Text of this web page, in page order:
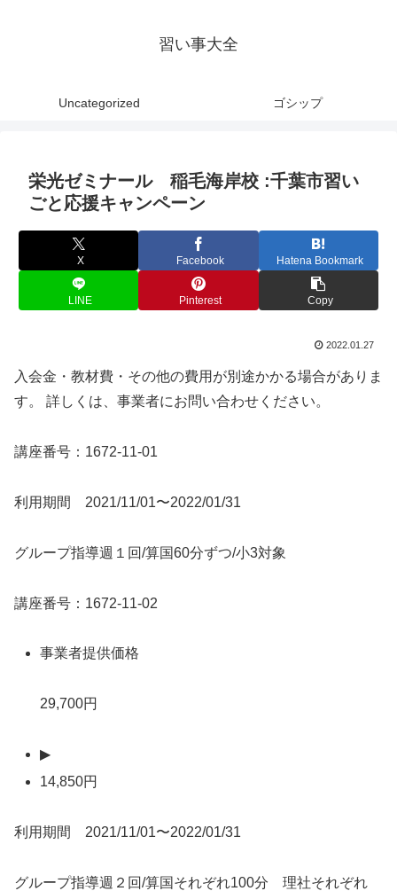
習い事大全
Uncategorized ゴシップ
栄光ゼミナール 稲毛海岸校 :千葉市習い
ごと応援キャンペーン
X Facebook Hatena Bookmark
LINE Pinterest Copy
2022.01.27
入会金・教材費・その他の費用が別途かかる場合がありま
す。 詳しくは、事業者にお問い合わせください。
講座番号：1672-11-01
利用期間 2021/11/01〜2022/01/31
グループ指導週１回/算国60分ずつ/小3対象
講座番号：1672-11-02
事業者提供価格
29,700円
▶
14,850円
利用期間 2021/11/01〜2022/01/31
グループ指導週２回/算国それぞれ100分 理社それぞれ